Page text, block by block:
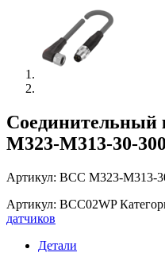
Соединительный
M323-M313-30-
Артикул: BCC M323-M313-
Артикул: BCC02WP
датчиков
Детали